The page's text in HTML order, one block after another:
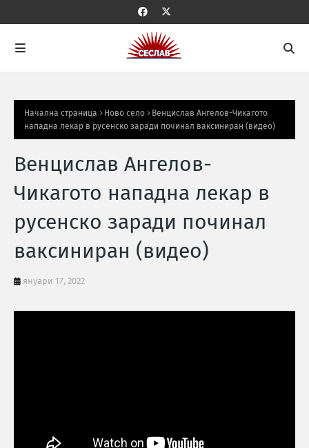
Начална страница Ново село
Венцислав Ангелов-Чикагото
нападна лекар в русенско заради починал ваксиниран (видео)
Венцислав Ангелов-
Чикагото нападна лекар в
русенско заради починал
ваксиниран (видео)
януари 17, 2022